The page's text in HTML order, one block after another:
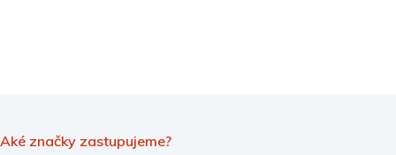
Aké značky zastupujeme?